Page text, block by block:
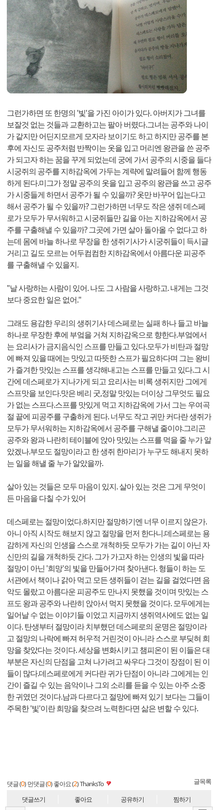
그런가하면 또 한명의 '빛'을 가진 아이가 있다. 아버지가 그녀를
보잘것 없는 것들과 교환하고는 팔아 버렸다.그녀는 공주와 나이
가 같지만 어딘지모르게 모자라 보이기도 하고 하지만 공주를 본
후에 자신도 공주처럼 반짝이는 옷을 입고 머리엔 왕관을 쓴 공주
가 되고자 하는 꿈을 꾸게 되었는데 궁에 가서 공주의 시중을 들다
시궁쥐의 공주를 지하감옥에 가두는 계략에 말려들어 함께 행동
하게 된다.미그가 정말 공주의 옷을 입고 공주의 왕관을 쓰고 공주
가 시중들게 하면서 공주가 될 수 있을까? 옷만 바꾸어 입는다고
해서 공주가 될 수 있을까? 그런가하면 너무도 작은 생쥐 데스페
로가 모두가 무서워하고 시궁쥐들만 길을 아는 지하감옥에서 공
주를 구출해낼 수 있을까? 그곳에 가면 살아 돌아올 수 없다고 하
는데 몸에 바늘 하나로 무장을 한 생쥐기사가 시궁쥐들이 득시글
거리고 길도 모르는 어두컴컴한 지하감옥에서 아름다운 피공주
를 구출해낼 수 있을지.
"날 사랑하는 사람이 있어. 나도 그 사람을 사랑하고. 내게는 그것
보다 중요한 일은 없어."
그래도 용감한 우리의 생쥐기사 데스페로는 실패 하나 들고 바늘
하나로 무장한 후에 부엌을 거쳐 지하감옥으로 향한다.부엌에서
는 요리사가 금지음식인 스프를 만들고 있다.모두가 비탄과 절망
에 빠져 있을 때에는 맛있고 따뜻한 스프가 필요하다며 그는 왕비
가 즐겨한 맛있는 스프를 생각해내고는 스프를 만들고 있다.그 시
간에 데스페로가 지나가게 되고 요리사는 비록 생쥐지만 그에게
스프맛을 보인다.맛은 베리 굿,정말 맛있는 더이상 그무엇도 필요
가 없는 스프다.스프를 맛있게 먹고 지하감옥에 가서 그는 우여곡
절 끝에 피공주를 구출하게 된다. 너무도 작고 귀만 커다란 생쥐가
모두가 무서워하는 지하감옥에서 공주를 구해낼 줄이야.그리곤
공주와 왕과 나란히 테이블에 앉아 맛있는 스프를 먹을 줄 누가 알
았겠나.부모도 절망이라고 한 생쥐 한마리가 누구도 해내지 못하
는 일을 해낼 줄 누가 알았을까.
살아 있는 것들은 모두 마음이 있지. 살아 있는 것은 그게 무엇이
든 마음을 다칠 수가 있어
데스페로는 절망이었다.하지만 절망하기엔 너무 이르지 않은가.
아니 아직 시작도 해보지 않고 절망을 먼저 한다니.데스페로는 용
감하게 자신의 인생을 스스로 개척하듯 모두가 가는 길이 아닌 자
신만의 길을 개척하듯 간다. 그가 가고자 하는 인생의 빛을 따라
절망이 아닌 '희망'의 빛을 만들어가며 찾아낸다. 형들이 하는 도
서관에서 책이나 갉아 먹고 모든 생쥐들이 걷는 길을 걸었다면 음
악도 몰랐고 아름다운 피공주도 만나지 못했을 것이며 맛있는 스
프도 왕과 공주와 나란히 앉아서 먹지 못했을 것이다. 모두에게는
일어날 수 없는 이야기들 이었고 지금까지 생쥐역사에도 없는 일
이다. 탄생부터 절망이라 치부했던 데스페로의 운명은 절망이라
고 절망의 나락에 빠져 허우적 거린것이 아니라 스스로 부딪혀 희
망을 찾았다는 것이다. 세상을 변화시키고 챔피온이 된 이들은 대
부분은 자신의 단점을 고쳐 나가려고 싸우다 그것이 장점이 된 이
들이 많다.데스페로에게 커다란 귀가 단점이 아니라 그에게는 인
간이 즐길 수 있는 음악이나 그외 소리를 듣을 수 있는 아주 소중
한 귀였던 것이다.남과 다르다고 절망에 빠져 있기 보다는 그들이
주목한 '빛'이란 희망을 찾으려 노력한다면 삶은 변할 수 있다.
댓글 (0) 먼댓글 (0) 좋아요 (2)ThanksTo 글목록
댓글쓰기 좋아요 공유하기 찜하기